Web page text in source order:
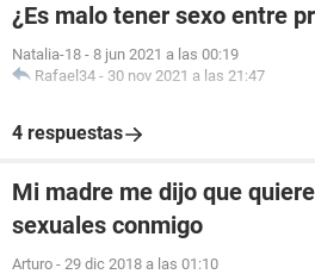
¿Es malo tener sexo entre
Natalia-18 - 8 jun 2021 a las 00:19
Rafael34 - 30 nov 2021 a las 21:47
4 respuestas
Mi madre me dijo que
sexuales conmigo
Arturo - 29 dic 2018 a las 01:10